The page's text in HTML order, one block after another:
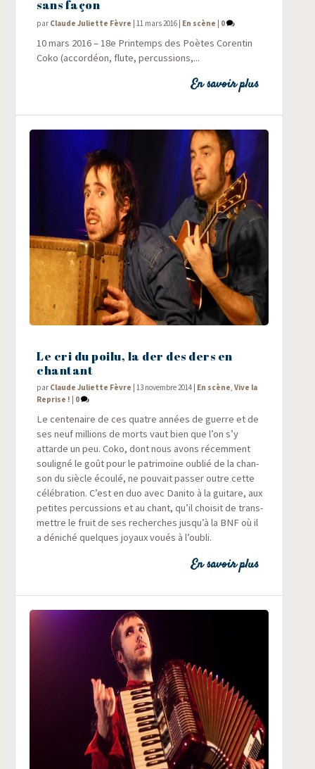
sans façon
par Claude Juliette Fèvre | 11 mars 2016 | En scène | 0
10 mars 2016 – 18e Prin­temps des Poètes Coren­tin
Coko (accor­déon, flute, per­cus­sions,...
En savoir plus
Le cri du poilu, la der des ders en
chantant
par Claude Juliette Fèvre |13 novembre 2014 En scène,Vive la
Reprise !
0
Le cen­te­naire de ces quatre années de guerre et de
ses neuf mil­lions de morts vaut bien que l’on s’y
attarde un peu. Coko, dont nous avons récem­ment
sou­li­gné le goût pour le patri­moine oublié de la chan­
son du siècle écou­lé, ne pou­vait pas­ser outre cette
célé­bra­tion. C’est en duo avec Dani­to à la gui­tare, aux
petites per­cus­sions et au chant, qu’il choi­sit de trans­
mettre le fruit de ses recherches jusqu’à la BNF où il
a déni­ché quelques joyaux voués à l’oubli.
En savoir plus